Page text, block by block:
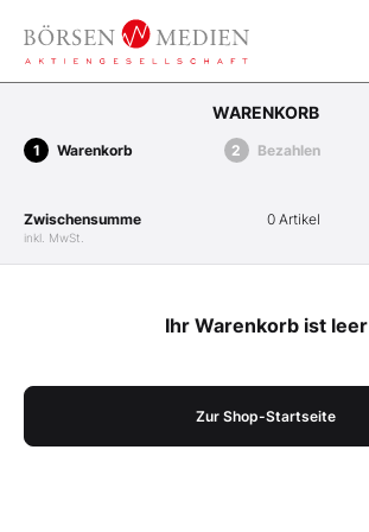
WARENKORB
Warenkorb Bezahlen
Zwischensumme
inkl. MwSt.
0 Artikel
Ihr Warenkorb ist leer
Zur Shop-Startseite